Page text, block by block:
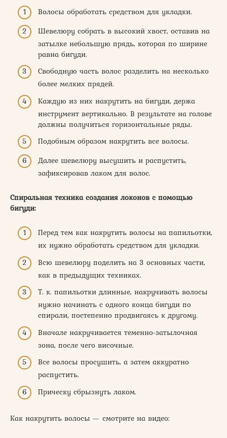
Волосы обработать средством для укладки.
Шевелюру собрать в высокий хвост, оставив на
затылке небольшую прядь, которая по ширине
равна бигуди.
Свободную часть волос разделить на несколько
более мелких прядей.
Каждую из них накрутить на бигуди, держа
инструмент вертикально. В результате на голове
должны получиться горизонтальные ряды.
Подобным образом накрутить все волосы.
Далее шевелюру высушить и распустить,
зафиксировав лаком для волос.
Спиральная техника создания локонов с помощью
бигуди:
Перед тем как накрутить волосы на папильотки,
их нужно обработать средством для укладки.
Всю шевелюру поделить на 3 основных части,
как в предыдущих техниках.
Т. к. папильотки длинные, накручивать волосы
нужно начинать с одного конца бигуди по
спирали, постепенно продвигаясь к другому.
Вначале накручивается теменно-затылочная
зона, после чего височные.
Все волосы просушить, а затем аккуратно
распустить.
Прическу сбрызнуть лаком.
Как накрутить волосы — смотрите на видео: